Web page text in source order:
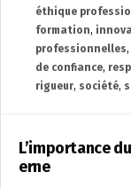
éthique
formation,
professionnelles,
de confiance,
rigueur, société,
L’importance
erne